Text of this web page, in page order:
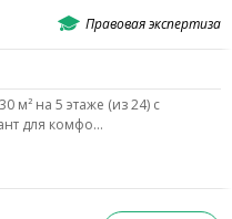
м² на 5 этаже (из 24) с
для комфо…